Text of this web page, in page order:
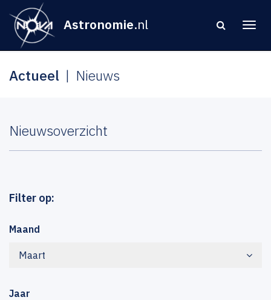
Astronomie.nl
Actueel Nieuws
Nieuwsoverzicht
Filter op:
Maand
Maart
Jaar